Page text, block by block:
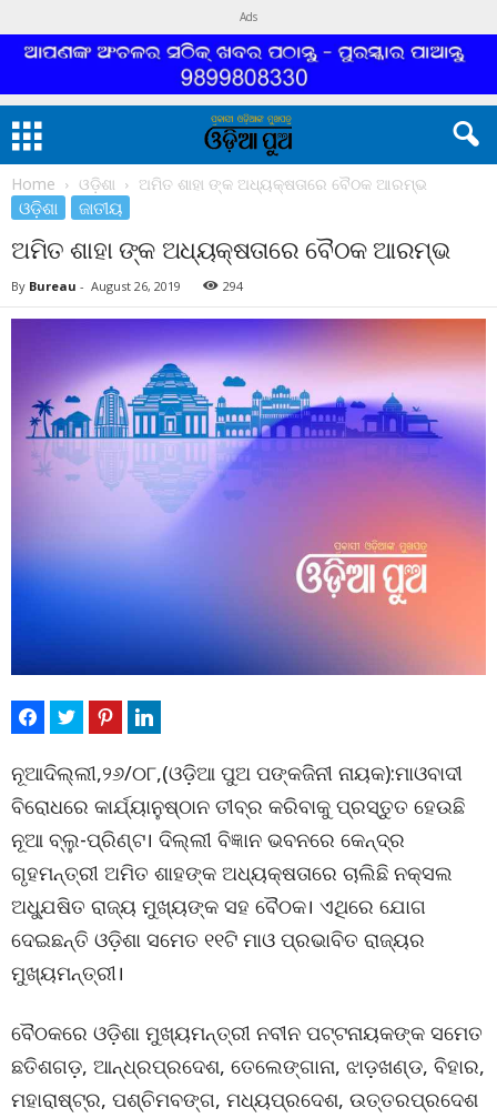
Ads
Home ଓଡ଼ିଶା ଅମିତ ଶାହା ଙ୍କ ଅଧ୍ୟକ୍ଷତାରେ ବୈଠକ ଆରମ୍ଭ
ଓଡ଼ିଶା ଜାତୀୟ
ଅମିତ ଶାହା ଙ୍କ ଅଧ୍ୟକ୍ଷତାରେ ବୈଠକ ଆରମ୍ଭ
By Bureau - August 26, 2019 294
ନୂଆଦିଲ୍ଲୀ,୨୬/୦୮,(ଓଡ଼ିଆ ପୁଅ ପଙ୍କଜିନୀ ନାୟକ):ମାଓବାଦୀ
ବିରୋଧରେ କାର୍ଯ୍ୟାନୁଷ୍ଠାନ ତୀବ୍ର କରିବାକୁ ପ୍ରସ୍ତୁତ ହେଉଛି
ନୂଆ ବ୍ଲୁ-ପ୍ରିଣ୍ଟ। ଦିଲ୍ଲୀ ବିଜ୍ଞାନ ଭବନରେ କେନ୍ଦ୍ର
ଗୃହମନ୍ତ୍ରୀ ଅମିତ ଶାହଙ୍କ ଅଧ୍ୟକ୍ଷତାରେ ଚାଲିଛି ନକ୍ସଲ
ଅଧ୍ଯୁଷିତ ରାଜ୍ୟ ମୁଖ୍ୟଙ୍କ ସହ ବୈଠକ। ଏଥିରେ ଯୋଗ
ଦେଇଛନ୍ତି ଓଡ଼ିଶା ସମେତ ୧୧ଟି ମାଓ ପ୍ରଭାବିତ ରାଜ୍ୟର
ମୁଖ୍ୟମନ୍ତ୍ରୀ।
ବୈଠକରେ ଓଡ଼ିଶା ମୁଖ୍ୟମନ୍ତ୍ରୀ ନବୀନ ପଟ୍ଟନାୟକଙ୍କ ସମେତ
ଛତିଶଗଡ଼, ଆନ୍ଧ୍ରପ୍ରଦେଶ, ତେଲେଙ୍ଗାନା, ଝାଡ଼ଖଣ୍ଡ, ବିହାର,
ମହାରାଷ୍ଟ୍ର, ପଶ୍ଚିମବଙ୍ଗ, ମଧ୍ୟପ୍ରଦେଶ, ଉତ୍ତରପ୍ରଦେଶ